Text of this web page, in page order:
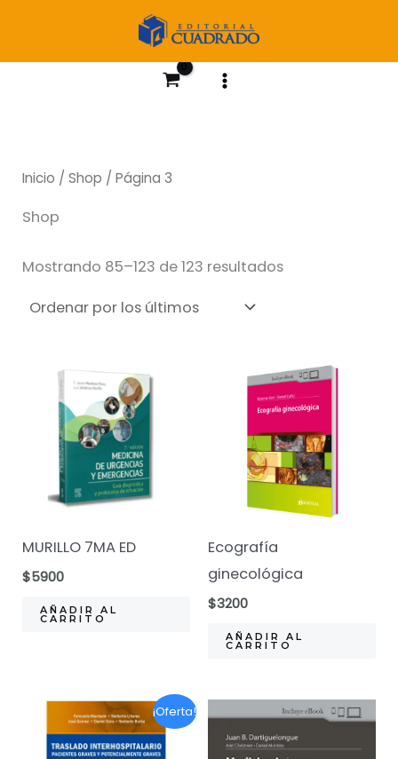
contenido
Inicio /Shop / Página 3
Shop
Mostrando 85–123 de 123 resultadosOrdenado
MURILLO 7MA ED
$5900
AÑADIR AL
CARRITO
Ecografía
ginecológica
$3200
AÑADIR AL
CARRITO
¡Oferta!